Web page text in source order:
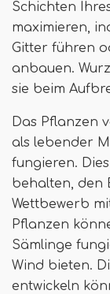
Schichten
maximieren,
Gitter führen
anbauen.
sie beim
Das Pflanzen
als lebender
fungieren.
behalten, den
Wettbewerb
Pflanzen
Sämlinge
Wind bieten.
entwickeln